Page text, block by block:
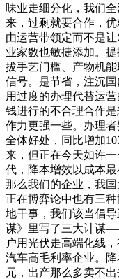
味业走细分化，我们
来，过剩就要合作，
由运营带领定而不是
业家数也敏捷添加。
拔手艺门槛、产物机
信号。是节省，注沉
用过度的办理代替运
钱进行的不合理合作
作力更强一些。办理
全体好处，同比增加
来，但正在今天如许
代，降本增效以成本
那么我们的企业，我
正在博弈论中也有三
地干事，我们该当倡
谋》里写了三大计谋
户用光伏走高端化线
汽车高毛利率企业。
元，出产那么多卖不